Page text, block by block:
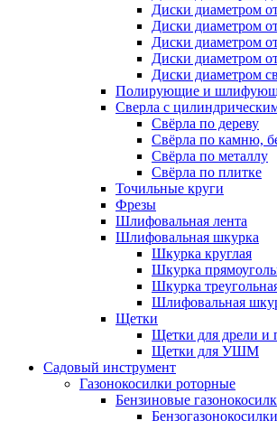
Диски диаметром
Диски диаметром
Диски диаметром
Диски диаметром
Диски диаметром
Полирующие и
Сверла с
Свёрла по дереву
Свёрла по камню,
Свёрла по металлу
Свёрла по плитке
Точильные круги
Фрезы
Шлифовальная лента
Шлифовальная шкурка
Шкурка круглая
Шкурка
Шкурка
Шлифовальная
Щетки
Щетки для дрели
Щетки для УШМ
Садовый инструмент
Газонокосилки роторные
Бензиновые